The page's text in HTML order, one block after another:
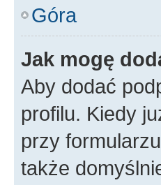
Góra
Jak mogę
Aby dodać
profilu. Kiedy
przy
także